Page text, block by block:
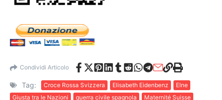
Condividi Articolo
Tag: Croce Rossa Svizzera Elisabeth Eidenbenz
Elne
Giusta tra le Nazioni
guerra civile spagnola
Maternité Suisse